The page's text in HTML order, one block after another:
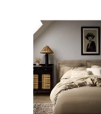
Lysol 马桶清洁剂 710mL
芒果木槿花香 留香高级
$3.77$4.99